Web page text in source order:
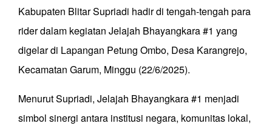
Kabupaten Blitar Supriadi hadir di tengah-tengah para
rider dalam kegiatan Jelajah Bhayangkara #1 yang
digelar di Lapangan Petung Ombo, Desa Karangrejo,
Kecamatan Garum, Minggu (22/6/2025).
Menurut Supriadi, Jelajah Bhayangkara #1 menjadi
simbol sinergi antara institusi negara, komunitas lokal,